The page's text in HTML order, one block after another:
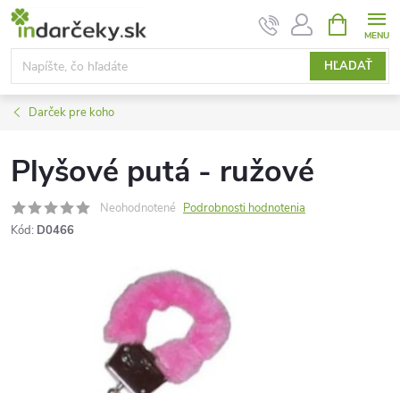
Prejsť
obsah
HĽADAŤ
KOŠÍK
Darček pre koho
Plyšové putá - ružové
Neohodnotené Podrobnosti hodnotenia
Kód: D0466